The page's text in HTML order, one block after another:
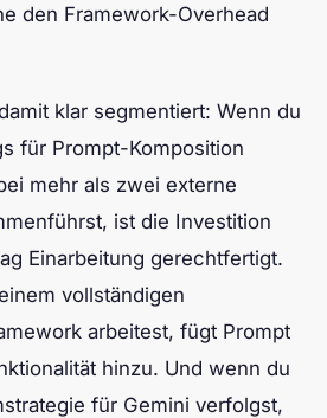
den Framework-Overhead
klar segmentiert: Wenn du
für Prompt-Komposition
mehr als zwei externe
ist die Investition
Einarbeitung gerechtfertigt.
vollständigen
arbeitest, fügt Prompt
hinzu. Und wenn du
für Gemini verfolgst,